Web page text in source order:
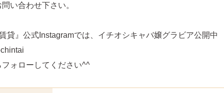
い合わせ下さい。
貸』公式Instagramでは、イチオシキャバ嬢グラビア公開中
ォローしてください^^